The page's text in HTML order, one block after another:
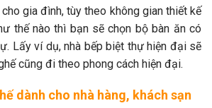
gia đình, tùy theo không gian thiết kế
thế nào thì bạn sẽ chọn bộ bàn ăn có
Lấy ví dụ, nhà bếp biệt thự hiện đại sẽ
cũng đi theo phong cách hiện đại.
dành cho nhà hàng, khách sạn